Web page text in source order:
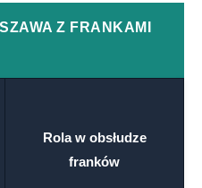
Z FRANKAMI
Rola w obsłudze
franków